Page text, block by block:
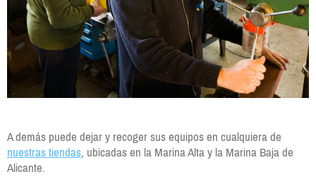
A demás puede dejar y recoger sus equipos en cualquiera de
nuestras tiendas, ubicadas en la Marina Alta y la Marina Baja de
Alicante.